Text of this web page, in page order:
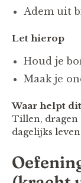
Adem uit
Let hierop
Houd je
Maak je
Waar helpt
Tillen, dragen
dagelijks